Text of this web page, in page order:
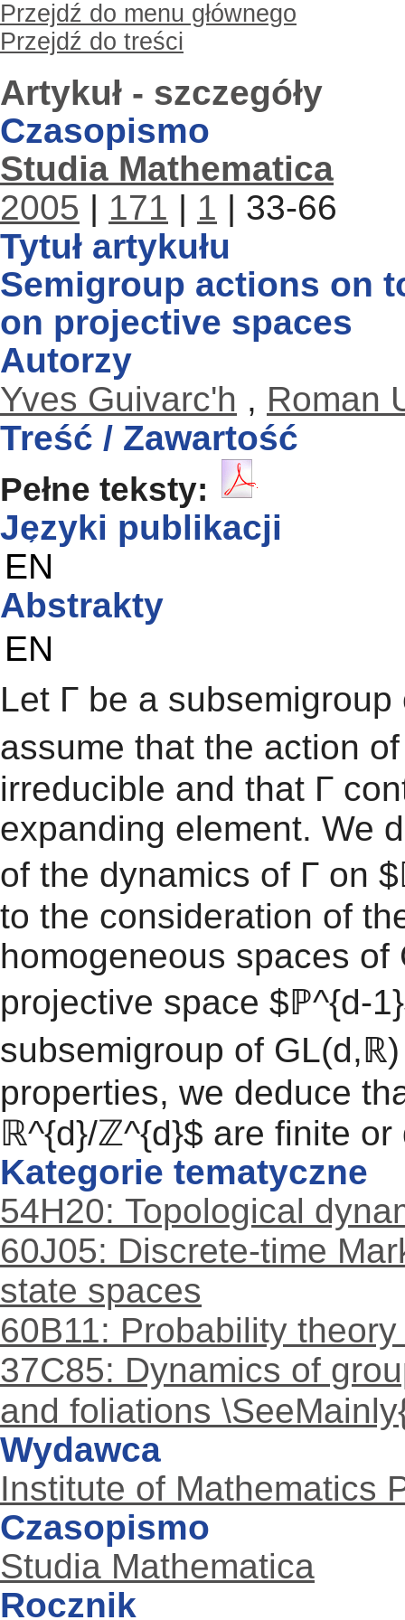
Przejdź do menu głównego
Przejdź do treści
Artykuł - szczegóły
Czasopismo
Studia Mathematica
2005 | 171 | 1 | 33-66
Tytuł artykułu
Semigroup actions on
on projective spaces
Autorzy
Yves Guivarc'h , Roman
Treść / Zawartość
Pełne teksty:
Języki publikacji
EN
Abstrakty
EN
Let Γ be a
assume that the action
irreducible and that Γ
expanding element. We
of the dynamics of Γ on
to the consideration of
homogeneous spaces
projective space $ℙ^{d-
subsemigroup of
properties, we deduce
ℝ^{d}/ℤ^{d}$ are finite or
Kategorie tematyczne
54H20: Topological
60J05: Discrete-time
state spaces
60B11: Probability
37C85: Dynamics of
and foliations
Wydawca
Institute of Mathematics
Czasopismo
Studia Mathematica
Rocznik